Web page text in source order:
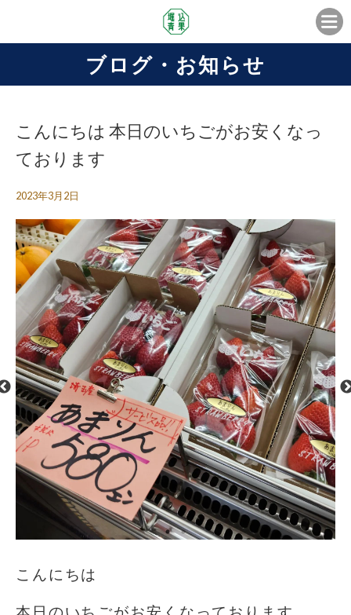
ブログ・お知らせ
こんにちは️ 本日のいちごがお安くなっ
ております
2023年3月2日
こんにちは️